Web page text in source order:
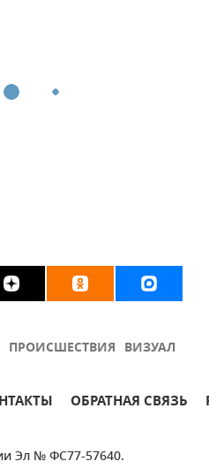
ПРОИСШЕСТВИЯ ВИЗУАЛ
ОБРАТНАЯ СВЯЗЬ
Эл № ФС77-57640.